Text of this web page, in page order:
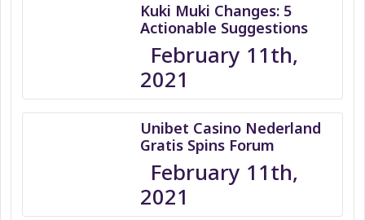
Kuki Muki Changes: 5
Actionable Suggestions
February 11th,
2021
Unibet Casino Nederland
Gratis Spins Forum
February 11th,
2021